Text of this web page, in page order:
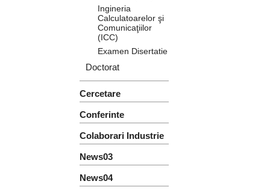
Ingineria
Calculatoarelor şi
Comunicaţiilor
(ICC)
Examen Disertatie
Doctorat
Cercetare
Conferinte
Colaborari Industrie
News03
News04